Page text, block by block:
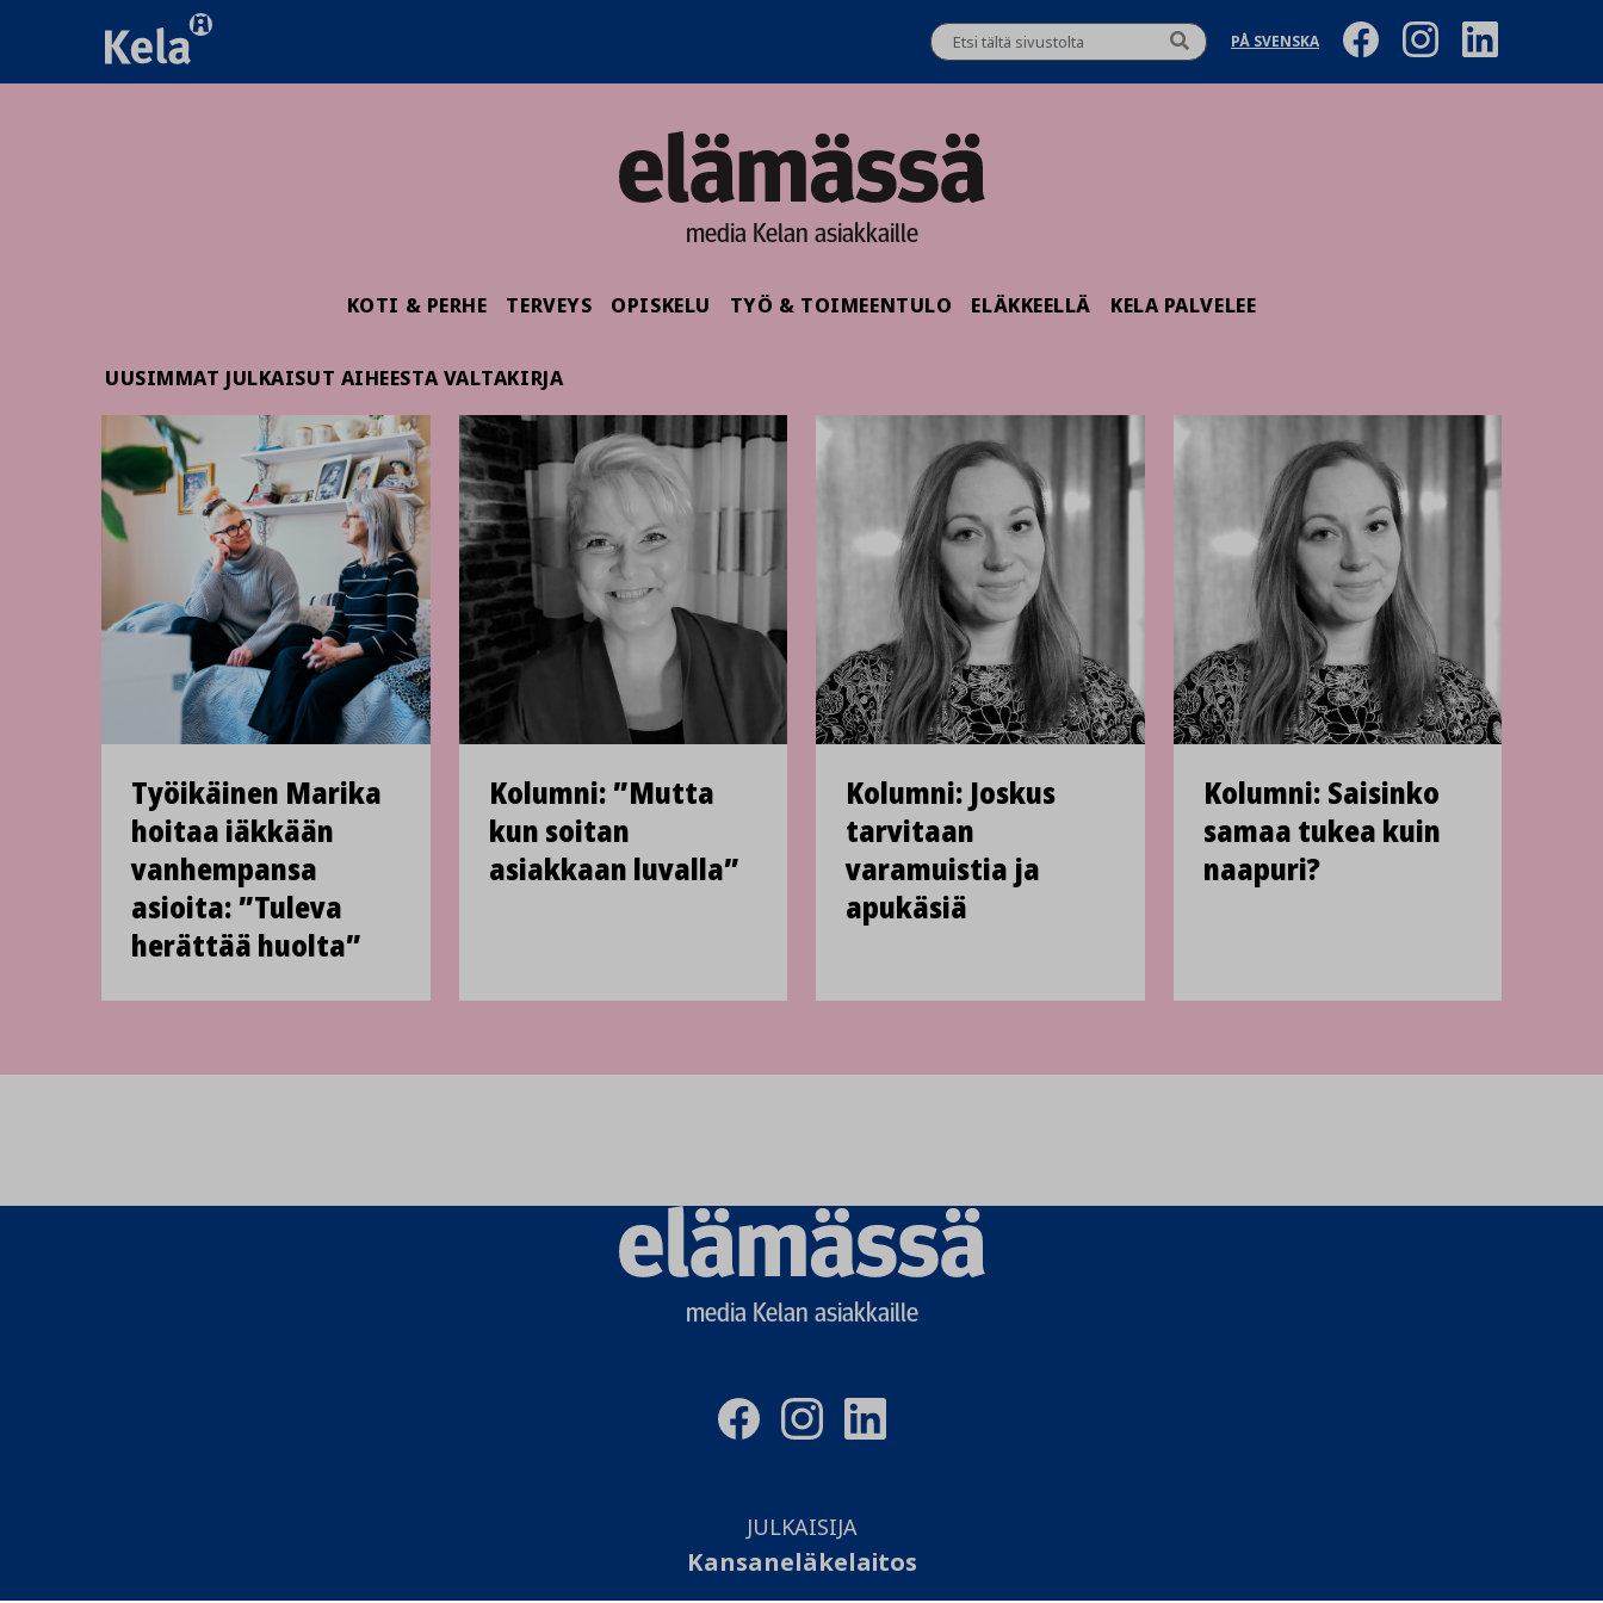
PÅ SVENSKA
media Kelan asiakkaille
KOTI & PERHE TERVEYS OPISKELU TYÖ & TOIMEENTULO ELÄKKEELLÄ KELA PALVELEE
UUSIMMAT JULKAISUT AIHEESTA VALTAKIRJA
Työikäinen Marika
hoitaa iäkkään
vanhempansa
asioita: ”Tuleva
herättää huolta”
Kolumni: ”Mutta
kun soitan
asiakkaan luvalla”
Kolumni: Joskus
tarvitaan
varamuistia ja
apukäsiä
Kolumni: Saisinko
samaa tukea kuin
naapuri?
Elämässä
logo
media Kelan asiakkaille
JULKAISIJA
Kansaneläkelaitos